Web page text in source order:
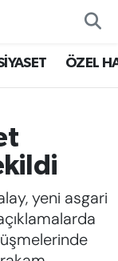
ÖZEL
yeni asgari